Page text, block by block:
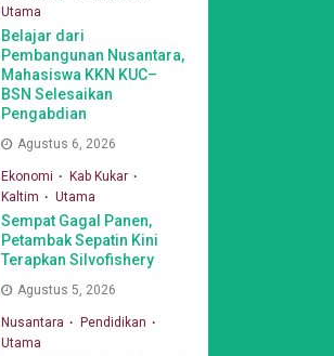
Utama
Belajar dari
Pembangunan Nusantara,
Mahasiswa KKN KUC–
BSN Selesaikan
Pengabdian
Agustus 6, 2026
Ekonomi
Kab Kukar
Kaltim
Utama
Sempat Gagal Panen,
Petambak Sepatin Kini
Terapkan Silvofishery
Agustus 5, 2026
Nusantara
Pendidikan
Utama